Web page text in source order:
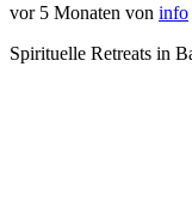
vor 5 Monaten von info
Spirituelle Retreats in